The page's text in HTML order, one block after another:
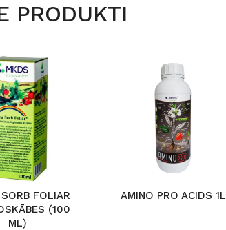
PRODUKTI
FOLIAR
(100
ML)
AMINO PRO ACIDS 1L